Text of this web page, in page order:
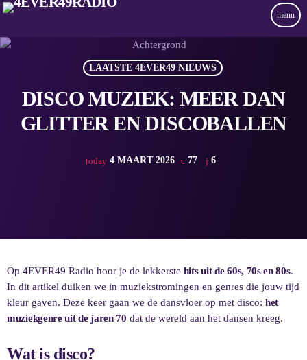
menu
LAATSTE 4EVER49 NIEUWS
DISCO MUZIEK: MEER DAN
GLITTER EN DISCOBALLEN
today 4 MAART 2026 77 6
Op 4EVER49 Radio hoor je de lekkerste hits uit de 60s, 70s en 80s.
In dit artikel duiken we in muziekstromingen en genres die jouw tijd
kleur gaven. Deze keer gaan we de dansvloer op met disco: het
muziekgenre uit de jaren 70 dat de wereld aan het dansen kreeg.
Wat is disco?